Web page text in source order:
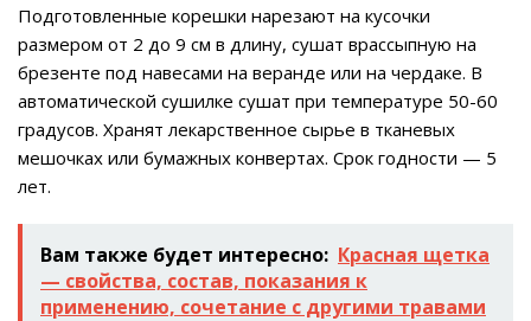
Подготовленные корешки нарезают на кусочки
размером от 2 до 9 см в длину, сушат врассыпную на
брезенте под навесами на веранде или на чердаке. В
автоматической сушилке сушат при температуре 50-60
градусов. Хранят лекарственное сырье в тканевых
мешочках или бумажных конвертах. Срок годности — 5
лет.
Вам также будет интересно: Красная щетка
— свойства, состав, показания к
применению, сочетание с другими травами